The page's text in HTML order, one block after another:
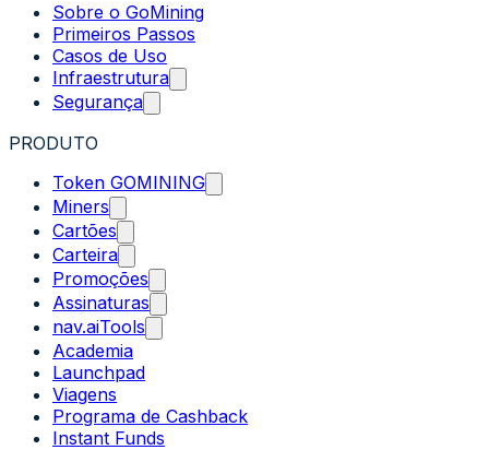
Sobre o GoMining
Primeiros Passos
Casos de Uso
Infraestrutura
Segurança
PRODUTO
Token GOMINING
Miners
Cartões
Carteira
Promoções
Assinaturas
nav.aiTools
Academia
Launchpad
Viagens
Programa de Cashback
Instant Funds